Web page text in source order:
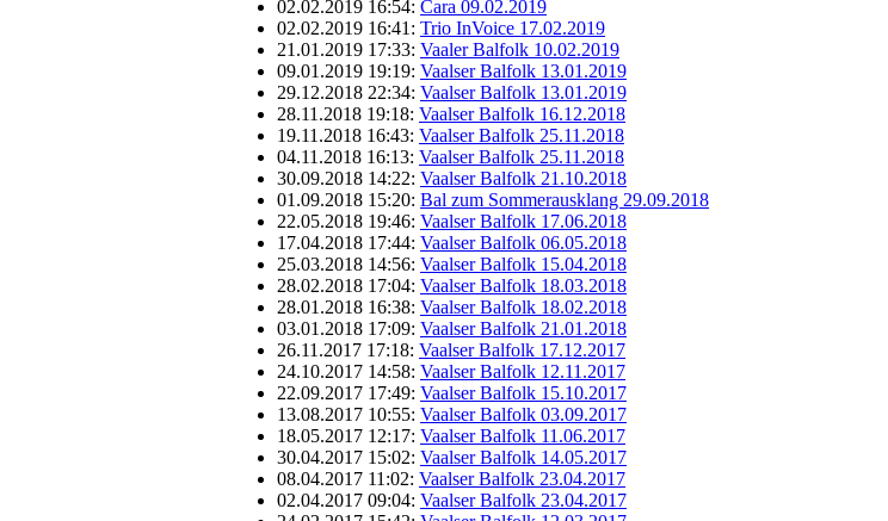
02.02.2019 16:54: Cara 09.02.2019
02.02.2019 16:41: Trio InVoice 17.02.2019
21.01.2019 17:33: Vaaler Balfolk 10.02.2019
09.01.2019 19:19: Vaalser Balfolk 13.01.2019
29.12.2018 22:34: Vaalser Balfolk 13.01.2019
28.11.2018 19:18: Vaalser Balfolk 16.12.2018
19.11.2018 16:43: Vaalser Balfolk 25.11.2018
04.11.2018 16:13: Vaalser Balfolk 25.11.2018
30.09.2018 14:22: Vaalser Balfolk 21.10.2018
01.09.2018 15:20: Bal zum Sommerausklang 29.09.2018
22.05.2018 19:46: Vaalser Balfolk 17.06.2018
17.04.2018 17:44: Vaalser Balfolk 06.05.2018
25.03.2018 14:56: Vaalser Balfolk 15.04.2018
28.02.2018 17:04: Vaalser Balfolk 18.03.2018
28.01.2018 16:38: Vaalser Balfolk 18.02.2018
03.01.2018 17:09: Vaalser Balfolk 21.01.2018
26.11.2017 17:18: Vaalser Balfolk 17.12.2017
24.10.2017 14:58: Vaalser Balfolk 12.11.2017
22.09.2017 17:49: Vaalser Balfolk 15.10.2017
13.08.2017 10:55: Vaalser Balfolk 03.09.2017
18.05.2017 12:17: Vaalser Balfolk 11.06.2017
30.04.2017 15:02: Vaalser Balfolk 14.05.2017
08.04.2017 11:02: Vaalser Balfolk 23.04.2017
02.04.2017 09:04: Vaalser Balfolk 23.04.2017